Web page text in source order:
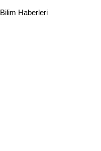
Bilim Haberleri